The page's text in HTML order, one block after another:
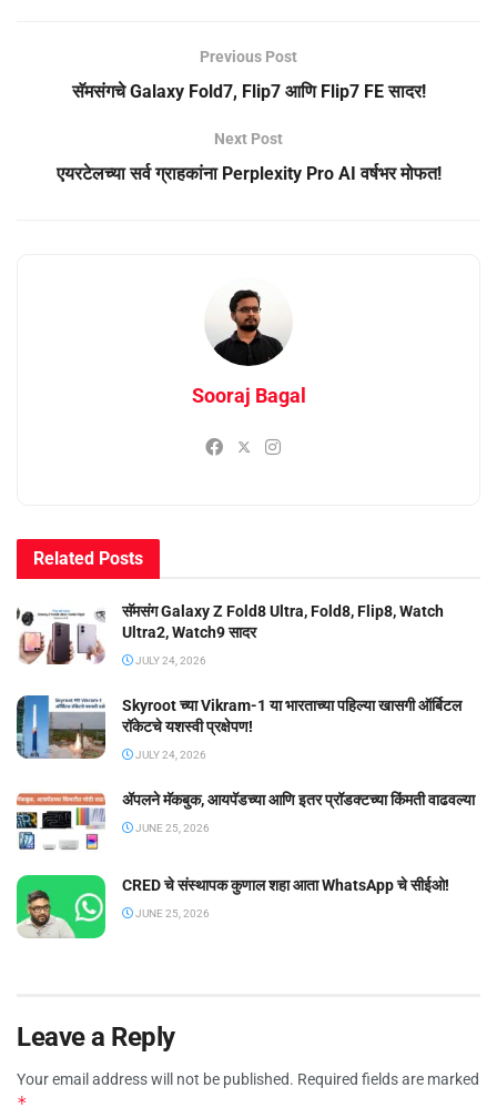
Previous Post
सॅमसंगचे Galaxy Fold7, Flip7 आणि Flip7 FE सादर!
Next Post
एयरटेलच्या सर्व ग्राहकांना Perplexity Pro AI वर्षभर मोफत!
Sooraj Bagal
Related Posts
सॅमसंग Galaxy Z Fold8 Ultra, Fold8, Flip8, Watch
Ultra2, Watch9 सादर
JULY 24, 2026
Skyroot च्या Vikram-1 या भारताच्या पहिल्या खासगी ऑर्बिटल
रॉकेटचे यशस्वी प्रक्षेपण!
JULY 24, 2026
ॲपलने मॅकबुक, आयपॅडच्या आणि इतर प्रॉडक्टच्या किंमती वाढवल्या
JUNE 25, 2026
CRED चे संस्थापक कुणाल शहा आता WhatsApp चे सीईओ!
JUNE 25, 2026
Leave a Reply
Your email address will not be published. Required fields are marked
*